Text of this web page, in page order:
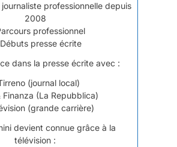
professionnelle depuis
2008
professionnel
presse écrite
dans la presse écrite avec :
(journal local)
Finanza (La Repubblica)
(grande carrière)
devient connue grâce à la
télévision :